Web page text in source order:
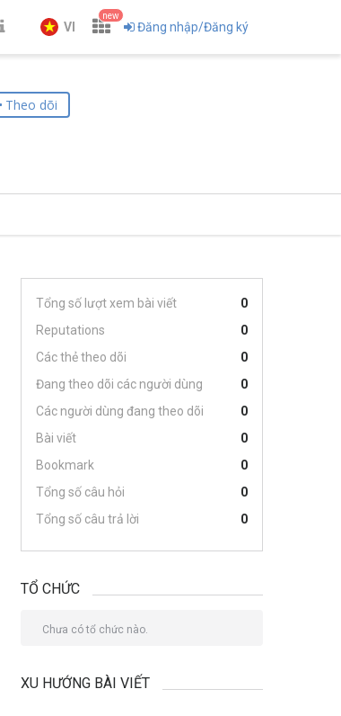
VI
new
Đăng nhập/Đăng ký
Theo dõi
Tổng số lượt xem bài viết
0
Reputations
0
Các thẻ theo dõi
0
Đang theo dõi các người dùng
0
Các người dùng đang theo dõi
0
Bài viết
0
Bookmark
0
Tổng số câu hỏi
0
Tổng số câu trả lời
0
TỔ CHỨC
Chưa có tổ chức nào.
XU HƯỚNG BÀI VIẾT